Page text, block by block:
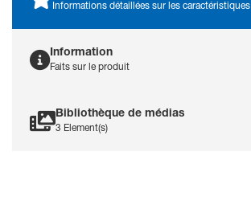
Informations détaillées sur les caractéristiques
Information
Faits sur le produit
Bibliothèque de médias
3 Element(s)